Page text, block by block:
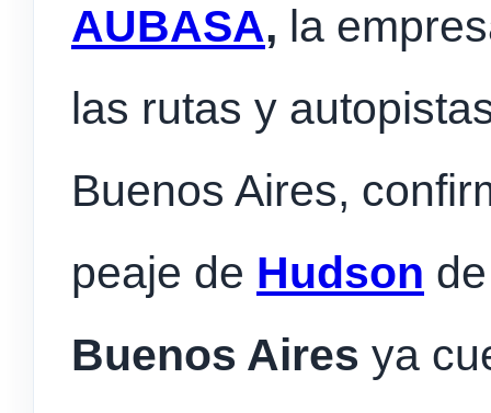
AUBASA, la
las rutas y
Buenos Aires,
peaje de Hudson
Buenos Aires ya